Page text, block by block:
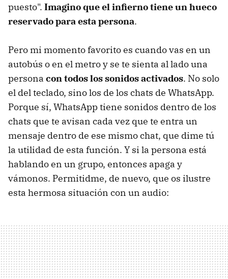
puesto". Imagino que el infierno tiene un hueco
reservado para esta persona.
Pero mi momento favorito es cuando vas en un
autobús o en el metro y se te sienta al lado una
persona con todos los sonidos activados. No solo
el del teclado, sino los de los chats de WhatsApp.
Porque sí, WhatsApp tiene sonidos dentro de los
chats que te avisan cada vez que te entra un
mensaje dentro de ese mismo chat, que dime tú
la utilidad de esta función. Y si la persona está
hablando en un grupo, entonces apaga y
vámonos. Permitidme, de nuevo, que os ilustre
esta hermosa situación con un audio: